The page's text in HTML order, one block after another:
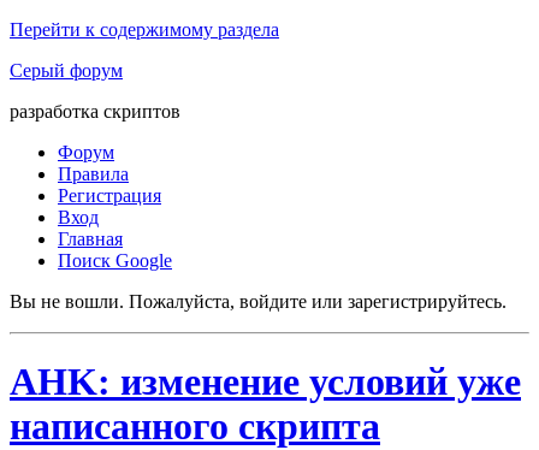
Перейти к содержимому раздела
Серый форум
разработка скриптов
Форум
Правила
Регистрация
Вход
Главная
Поиск Google
Вы не вошли. Пожалуйста, войдите или зарегистрируйтесь.
AHK: изменение условий уже
написанного скрипта